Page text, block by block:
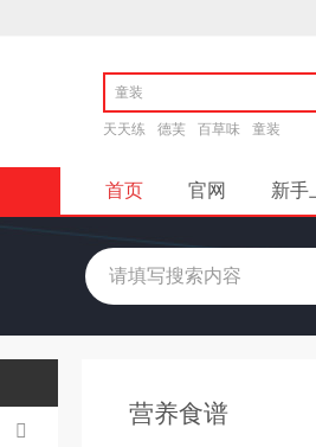
天天练 德芙 百草味 童装
首页 官网 新手
营养食谱